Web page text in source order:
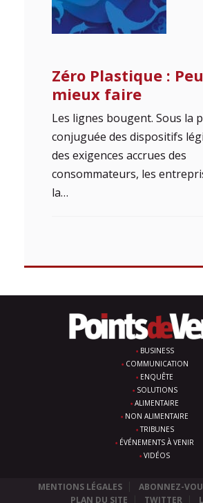
Zéro Plastique :
mieux faire
Les lignes bougent. Sous la
conjuguée des dispositifs
des exigences accrues des
consommateurs, les
la…
BUSINESS
COMMUNICATION
ENQUÊTE
SOLUTIONS
ALIMENTAIRE
NON ALIMENTAIRE
TRIBUNES
ÉVÉNEMENTS À VENIR
VIDÉOS
MENTIONS LÉGALES ABONNEZ-
PLAN DU SITE
TWITTER